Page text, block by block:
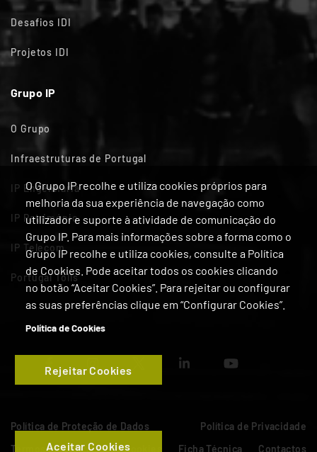
O Grupo IP recolhe e utiliza cookies próprios para
melhoria da sua experiência de navegação como
utilizador e suporte à atividade de comunicação do
Grupo IP. Para mais informações sobre a forma como o
Grupo IP recolhe e utiliza cookies, consulte a Política
de Cookies. Pode aceitar todos os cookies clicando
no botão “Aceitar Cookies”. Para rejeitar ou configurar
as suas preferências clique em “Configurar Cookies”.
Política de Cookies
Rejeitar Cookies
Aceitar Cookies
Desafios IDI
Projetos IDI
Grupo IP
O Grupo
Infraestruturas de Portugal
IP Engenharia
IP Património
IP Telecom
Portugal Tolls
Política de Proteção de Dados
Política de Privacidade
Termos de Utilização
Cookies Ficha Técnica Contactos